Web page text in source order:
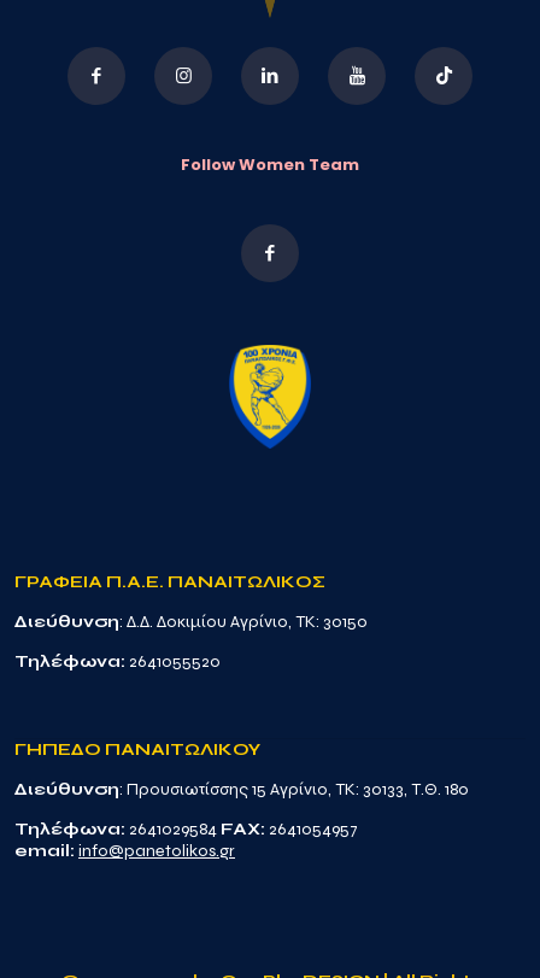
Follow Women Team
ΓΡΑΦΕΙΑ Π.Α.Ε. ΠΑΝΑΙΤΩΛΙΚΟΣ
Διεύθυνση: Δ.Δ. Δοκιμίου Αγρίνιο, TK: 30150
Τηλέφωνα: 2641055520
ΓΗΠΕΔΟ ΠΑΝΑΙΤΩΛΙΚΟΥ
Διεύθυνση: Προυσιωτίσσης 15 Αγρίνιο, TK: 30133, Τ.Θ. 180
Τηλέφωνα: 2641029584 FAX: 2641054957
email: info@panetolikos.gr